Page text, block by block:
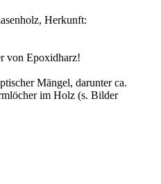
Herkunft:
von Epoxidharz!
Mängel, darunter ca.
im Holz (s. Bilder